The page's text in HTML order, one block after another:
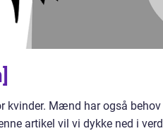
kvinder. Mænd har også
artikel vil vi dykke ned i